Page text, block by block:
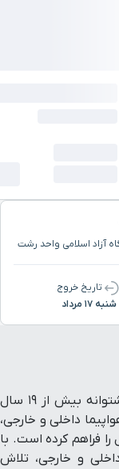
آزاد اسلامی واحد رشت
تاریخ خروج
شنبه ۱۷ مرداد
یوتراوز پلتفرم رزرو آنلاین سفر است که با پشتوانه بیش از ۱۹ سال
داخلی و خارجی،
فراهم کرده است. با
و خارجی، تلاش